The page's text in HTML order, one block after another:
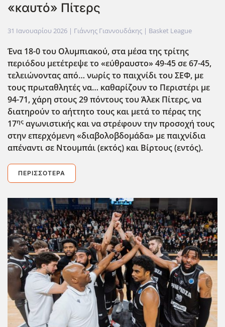
«καυτό» Πίτερς
31 Ιανουαρίου 2026 | Γιάννης Γιαννουδάκης | Basket League
Ένα 18-0 του Ολυμπιακού, στα μέσα της τρίτης
περιόδου μετέτρεψε το «εύθραυστο» 49-45 σε 67-45,
τελειώνοντας από… νωρίς το παιχνίδι του ΣΕΦ, με
τους πρωταθλητές να… καθαρίζουν το Περιστέρι με
94-71, χάρη στους 29 πόντους του Άλεκ Πίτερς, να
διατηρούν το αήττητο τους και μετά το πέρας της
17ης αγωνιστικής και να στρέφουν την προσοχή τους
στην επερχόμενη «διαβολοβδομάδα» με παιχνίδια
απέναντι σε Ντουμπάι (εκτός) και Βίρτους (εντός).
ΠΕΡΙΣΣΌΤΕΡΑ